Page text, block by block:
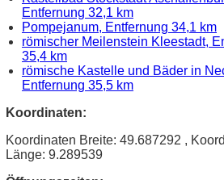
Entfernung 32,1 km
Pompejanum, Entfernung 34,1 km
römischer Meilenstein Kleestadt,
35,4 km
römische Kastelle und Bäder in
Entfernung 35,5 km
Koordinaten:
Koordinaten Breite: 49.687292 ,
Länge: 9.289539